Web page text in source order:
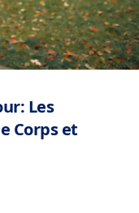
Les
Corps et